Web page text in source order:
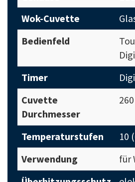
Wok-Cuvette
Bedienfeld
Timer
Cuvette
Durchmesser
Temperaturstufen
10
Verwendung
für